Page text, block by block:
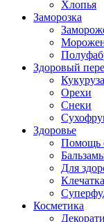
Хлопья
Заморозка
Здоровый
Орехи
Снеки
Здоровье
Помощь
Для
Косметика